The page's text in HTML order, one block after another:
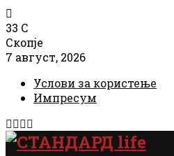
33 C
Скопје
7 август, 2026
Услови за користење
Импресум
Facebook
Instagram
Email